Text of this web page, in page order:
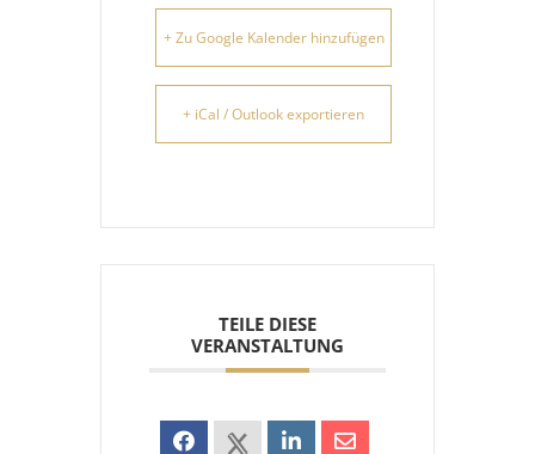
+ Zu Google Kalender hinzufügen
+ iCal / Outlook exportieren
TEILE DIESE
VERANSTALTUNG